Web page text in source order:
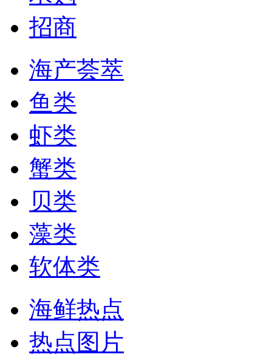
招商
海产荟萃
鱼类
虾类
蟹类
贝类
藻类
软体类
海鲜热点
热点图片